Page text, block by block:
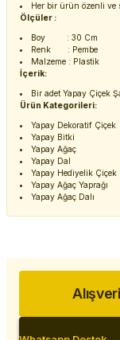
Her bir ürün özenli ve
Ölçüler :
Boy : 30 Cm
Renk : Pembe
Malzeme : Plastik
İçerik:
Bir adet Yapay Çiçek
Ürün Kategorileri:
Yapay Dekoratif Çiçek
Yapay Bitki
Yapay Ağaç
Yapay Dal
Yapay Hediyelik Çiçek
Yapay Ağaç Yaprağı
Yapay Ağaç Dalı